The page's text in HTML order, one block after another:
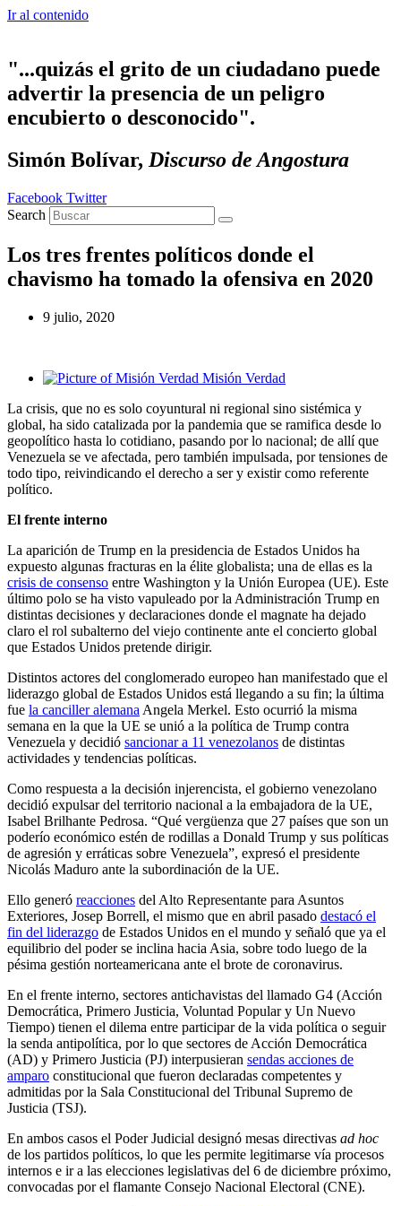
Ir al contenido
"...quizás el grito de un ciudadano puede
advertir la presencia de un peligro
encubierto o desconocido".
Simón Bolívar, Discurso de Angostura
Facebook Twitter
Search
Los tres frentes políticos donde el
chavismo ha tomado la ofensiva en 2020
9 julio, 2020
Misión Verdad
La crisis, que no es solo coyuntural ni regional sino sistémica y
global, ha sido catalizada por la pandemia que se ramifica desde lo
geopolítico hasta lo cotidiano, pasando por lo nacional; de allí que
Venezuela se ve afectada, pero también impulsada, por tensiones de
todo tipo, reivindicando el derecho a ser y existir como referente
político.
El frente interno
La aparición de Trump en la presidencia de Estados Unidos ha
expuesto algunas fracturas en la élite globalista; una de ellas es la
crisis de consenso entre Washington y la Unión Europea (UE). Este
último polo se ha visto vapuleado por la Administración Trump en
distintas decisiones y declaraciones donde el magnate ha dejado
claro el rol subalterno del viejo continente ante el concierto global
que Estados Unidos pretende dirigir.
Distintos actores del conglomerado europeo han manifestado que el
liderazgo global de Estados Unidos está llegando a su fin; la última
fue la canciller alemana Angela Merkel. Esto ocurrió la misma
semana en la que la UE se unió a la política de Trump contra
Venezuela y decidió sancionar a 11 venezolanos de distintas
actividades y tendencias políticas.
Como respuesta a la decisión injerencista, el gobierno venezolano
decidió expulsar del territorio nacional a la embajadora de la UE,
Isabel Brilhante Pedrosa. “Qué vergüenza que 27 países que son un
poderío económico estén de rodillas a Donald Trump y sus políticas
de agresión y erráticas sobre Venezuela”, expresó el presidente
Nicolás Maduro ante la subordinación de la UE.
Ello generó reacciones del Alto Representante para Asuntos
Exteriores, Josep Borrell, el mismo que en abril pasado destacó el
fin del liderazgo de Estados Unidos en el mundo y señaló que ya el
equilibrio del poder se inclina hacia Asia, sobre todo luego de la
pésima gestión norteamericana ante el brote de coronavirus.
En el frente interno, sectores antichavistas del llamado G4 (Acción
Democrática, Primero Justicia, Voluntad Popular y Un Nuevo
Tiempo) tienen el dilema entre participar de la vida política o seguir
la senda antipolítica, por lo que sectores de Acción Democrática
(AD) y Primero Justicia (PJ) interpusieran sendas acciones de
amparo constitucional que fueron declaradas competentes y
admitidas por la Sala Constitucional del Tribunal Supremo de
Justicia (TSJ).
En ambos casos el Poder Judicial designó mesas directivas ad hoc
de los partidos políticos, lo que les permite legitimarse vía procesos
internos e ir a las elecciones legislativas del 6 de diciembre próximo,
convocadas por el flamante Consejo Nacional Electoral (CNE).